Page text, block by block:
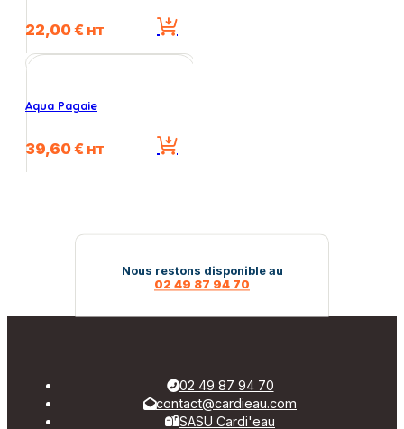
22,00€ HT
Aqua Pagaie
39,60€ HT
Nous restons disponible au
02 49 87 94 70
02 49 87 94 70
contact@cardieau.com
SASU Cardi'eau